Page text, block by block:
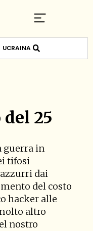
UCRAINA
25
guerra in
tifosi
dai
del costo
hacker alle
altro
nostro